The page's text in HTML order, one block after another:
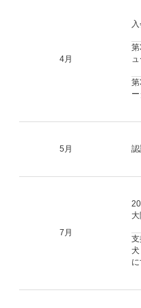
4月
5月
7月
に